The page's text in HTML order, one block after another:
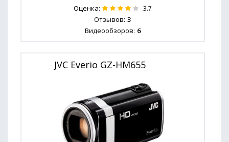
Оценка: 3.7
Отзывов: 3
Видеообзоров: 6
JVC Everio GZ-HM655